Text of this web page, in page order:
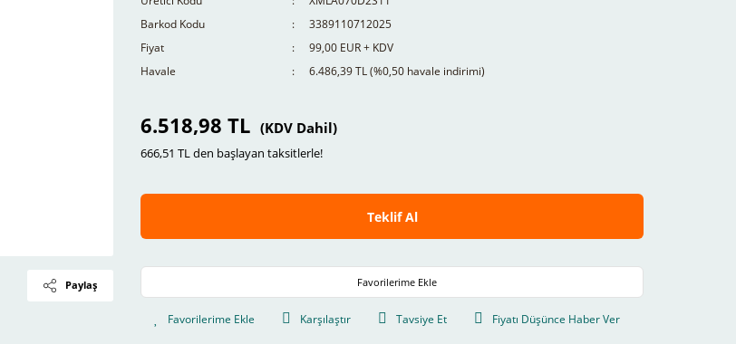
Paylaş
Barkod Kodu
3389110712025
Fiyat
99,00 EUR + KDV
Havale
6.486,39 TL (%0,50 havale indirimi)
6.518,98 TL (KDV Dahil)
666,51 TL den başlayan taksitlerle!
Teklif Al
Karşılaştır Tavsiye Et Fiyatı Düşünce Haber Ver